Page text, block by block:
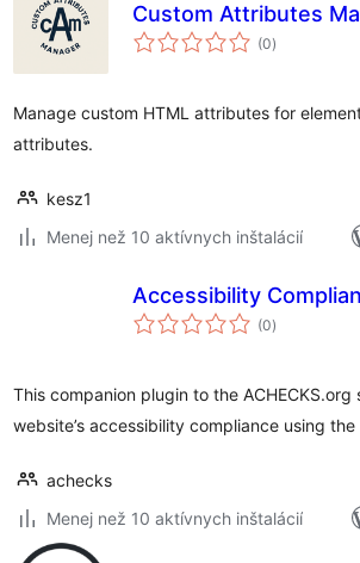
Custom Attributes
(0celkové
hodnotenie
)
Manage custom HTML attributes for
attributes.
kesz1
Menej než 10 aktívnych inštalácií
Accessibility
(0celkové
hodnotenie
)
This companion plugin to the
website’s accessibility compliance using
achecks
Menej než 10 aktívnych inštalácií